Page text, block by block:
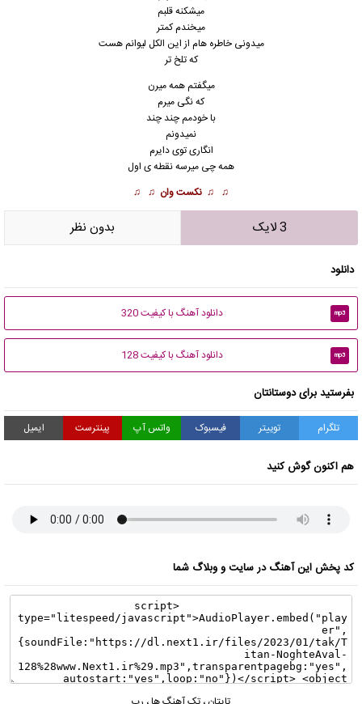
میشکنه قلبم
میخندم کمتر
میدونی خاطره هام از این الکل لیوانم هست
که تلخ تر
میگفتم همه میرن
که نگی میرم
با خودمم چند چند
نمیدونم
انگاری توی دایرم
همه چی میرسه نقطه ی اول
♫ ♫ نکست وان ♫ ♫
3 لایک بدون نظر
دانلود
mp3 دانلود آهنگ با کیفیت 320
mp3 دانلود آهنگ با کیفیت 128
بفرستید برای دوستانتان
تلگرام توییتر فیسبوک واتس آپ پینترست ایمیل
هم اکنون گوش کنید
کد پخش این آهنگ در سایت و وبلاگ شما